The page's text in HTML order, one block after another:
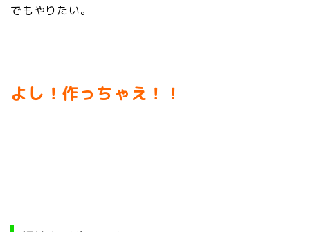
でもやりたい。
よし！作っちゃえ！！